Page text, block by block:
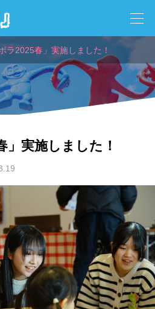
ラ2025春」実施しました！
」実施しました！